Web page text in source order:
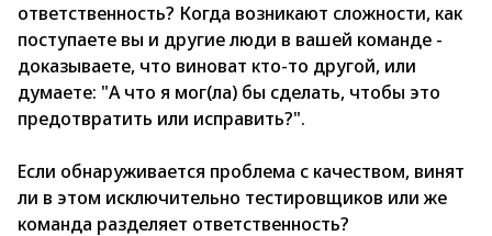
ответственность? Когда возникают сложности, как
поступаете вы и другие люди в вашей команде -
доказываете, что виноват кто-то другой, или
думаете: "А что я мог(ла) бы сделать, чтобы это
предотвратить или исправить?".
Если обнаруживается проблема с качеством, винят
ли в этом исключительно тестировщиков или же
команда разделяет ответственность?